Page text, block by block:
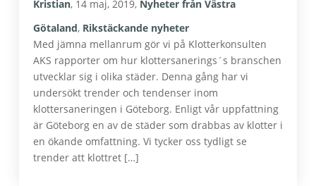
Kristian, 14 maj, 2019, Nyheter från Västra
Götaland, Rikstäckande nyheter
Med jämna mellanrum gör vi på Klotterkonsulten
AKS rapporter om hur klottersanerings´s branschen
utvecklar sig i olika städer. Denna gång har vi
undersökt trender och tendenser inom
klottersaneringen i Göteborg. Enligt vår uppfattning
är Göteborg en av de städer som drabbas av klotter i
en ökande omfattning. Vi tycker oss tydligt se
trender att klottret […]